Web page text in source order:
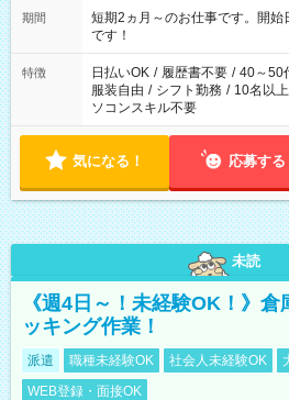
※週最低15時間以上の勤務が必
期間
短期2ヵ月～のお仕事です。開
です！
特徴 日払いOK / 履歴書不要 / 40～50
服装自由 / シフト勤務 / 10名以
ソコンスキル不要
気になる！ 応募する
未読
《週4日～！未経験OK！》
ッキング作業！
派遣 職種未経験OK 社会人未経験OK
WEB登録・面接OK